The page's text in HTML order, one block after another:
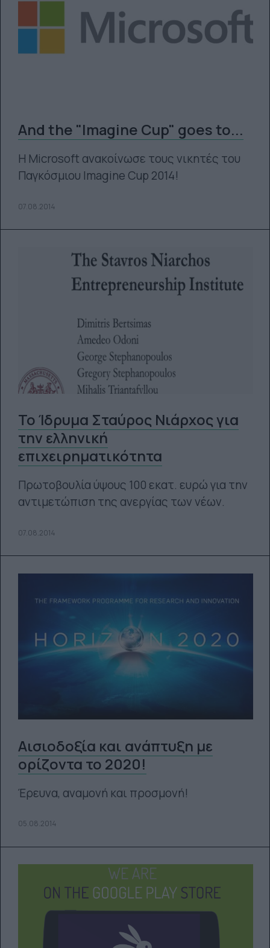
And the "Ιmagine Cup" goes to...
Η Microsoft ανακοίνωσε τους νικητές του
Παγκόσμιου Imagine Cup 2014!
07.08.2014
Το Ίδρυμα Σταύρος Νιάρχος για
την ελληνική
επιχειρηματικότητα
Πρωτοβουλία ύψους 100 εκατ. ευρώ για την
αντιμετώπιση της ανεργίας των νέων.
07.08.2014
Αισιοδοξία και ανάπτυξη με
ορίζοντα το 2020!
Έρευνα, αναμονή και προσμονή!
05.08.2014